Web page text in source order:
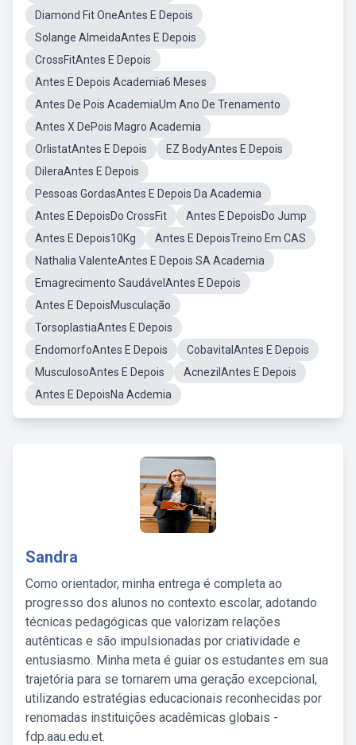
Diamond Fit OneAntes E Depois
Solange AlmeidaAntes E Depois
CrossFitAntes E Depois
Antes E Depois Academia6 Meses
Antes De Pois AcademiaUm Ano De Trenamento
Antes X DePois Magro Academia
OrlistatAntes E Depois
EZ BodyAntes E Depois
DileraAntes E Depois
Pessoas GordasAntes E Depois Da Academia
Antes E DepoisDo CrossFit
Antes E DepoisDo Jump
Antes E Depois10Kg
Antes E DepoisTreino Em CAS
Nathalia ValenteAntes E Depois SA Academia
Emagrecimento SaudávelAntes E Depois
Antes E DepoisMusculação
TorsoplastiaAntes E Depois
EndomorfoAntes E Depois
CobavitalAntes E Depois
MusculosoAntes E Depois
AcnezilAntes E Depois
Antes E DepoisNa Acdemia
Sandra
Como orientador, minha entrega é completa ao
progresso dos alunos no contexto escolar, adotando
técnicas pedagógicas que valorizam relações
autênticas e são impulsionadas por criatividade e
entusiasmo. Minha meta é guiar os estudantes em sua
trajetória para se tornarem uma geração excepcional,
utilizando estratégias educacionais reconhecidas por
renomadas instituições acadêmicas globais -
fdp.aau.edu.et.